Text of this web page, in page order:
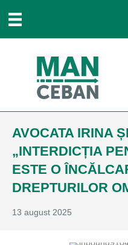
AVOCATA IRINA
„INTERDICȚIA
ESTE O
DREPTURILOR
13 august 2025